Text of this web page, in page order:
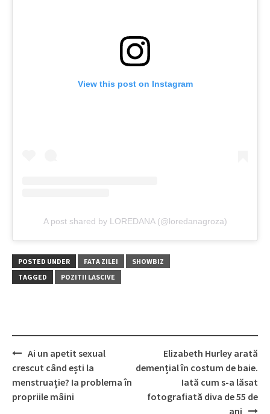
View this post on Instagram
A post shared by LOREDANA (@loredanagroza)
POSTED UNDER FATA ZILEI
SHOWBIZ
TAGGED
POZITII LASCIVE
Post
navigation
Ai un apetit sexual
crescut când ești la
menstruație? Ia problema în
propriile mâini
Elizabeth Hurley arată
demențial în costum de baie.
Iată cum s-a lăsat
fotografiată diva de 55 de
ani